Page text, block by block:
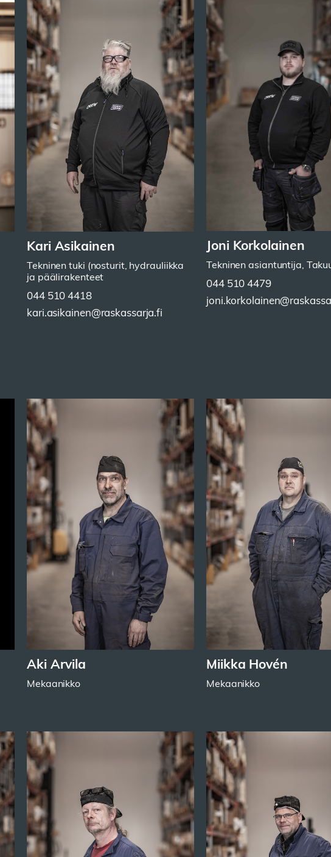
Kari Asikainen
Tekninen tuki (nosturit, hydrauliikka
ja päälirakenteet
044 510 4418
kari.asikainen@raskassarja.fi
Joni Korkolainen
Tekninen asiantuntija,
044 510 4479
Aki Arvila
Mekaanikko
Miikka Hovén
Mekaanikko